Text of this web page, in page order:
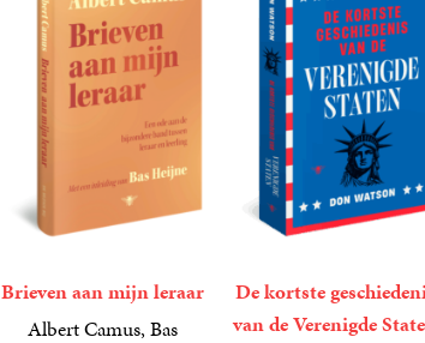
Brieven aan mijn leraar
Albert Camus, Bas
De kortste
van de Verenigde